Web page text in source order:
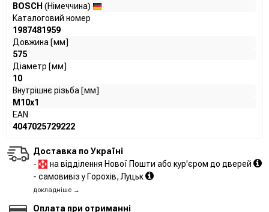
BOSCH (Німеччина)
Каталоговий номер
1987481959
Довжина [мм]
575
Діаметр [мм]
10
Внутрішнє різьба [мм]
M10x1
EAN
4047025729222
Доставка по Україні
-
на відділення Нової Пошти або кур'єром до дверей
- самовивіз у Горохів, Луцьк
докладніше →
Оплата при отриманні